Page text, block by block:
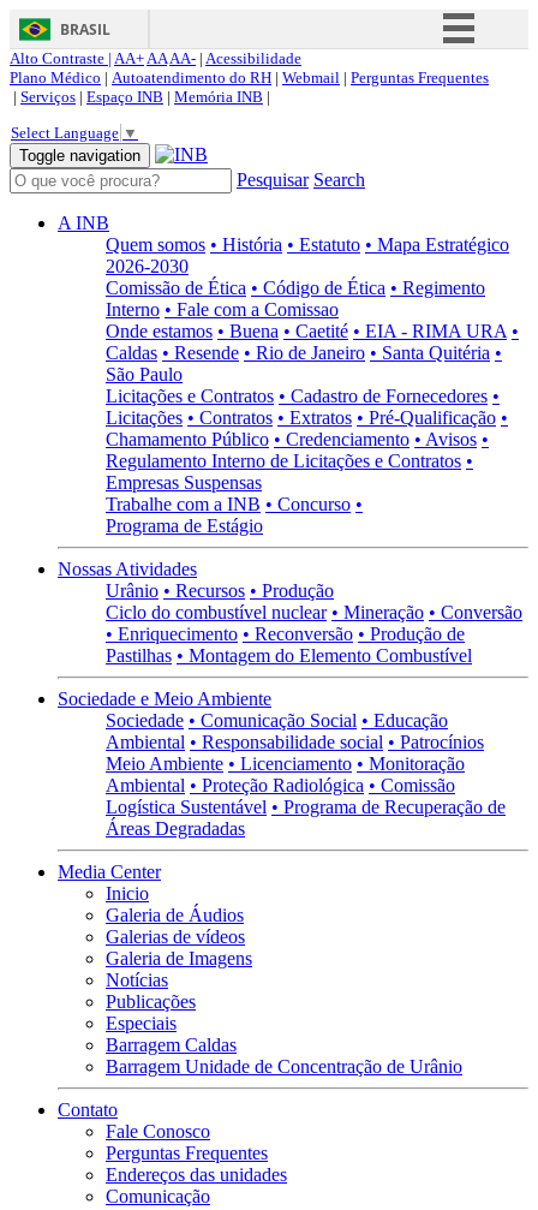
BRASIL
Simplifique!
Acesso à informação
Canais
Alto Contraste | AA+AAAA- | Acessibilidade
Plano Médico | Autoatendimento do RH | Webmail | Perguntas Frequentes
| Serviços | Espaço INB | Memória INB |
Select Language ▼
Toggle navigation
Pesquisar Search
A INB
Quem somos • História • Estatuto • Mapa Estratégico
2026-2030
Comissão de Ética • Código de Ética • Regimento
Interno • Fale com a Comissao
Onde estamos • Buena • Caetité • EIA - RIMA URA •
Caldas • Resende • Rio de Janeiro • Santa Quitéria •
São Paulo
Licitações e Contratos • Cadastro de Fornecedores •
Licitações • Contratos • Extratos • Pré-Qualificação •
Chamamento Público • Credenciamento • Avisos •
Regulamento Interno de Licitações e Contratos •
Empresas Suspensas
Trabalhe com a INB • Concurso •
Programa de Estágio
Nossas Atividades
Urânio • Recursos • Produção
Ciclo do combustível nuclear • Mineração • Conversão
• Enriquecimento • Reconversão • Produção de
Pastilhas • Montagem do Elemento Combustível
Sociedade e Meio Ambiente
Sociedade • Comunicação Social • Educação
Ambiental • Responsabilidade social • Patrocínios
Meio Ambiente • Licenciamento • Monitoração
Ambiental • Proteção Radiológica • Comissão
Logística Sustentável • Programa de Recuperação de
Áreas Degradadas
Media Center
Inicio
Galeria de Áudios
Galerias de vídeos
Galeria de Imagens
Notícias
Publicações
Especiais
Barragem Caldas
Barragem Unidade de Concentração de Urânio
Contato
Fale Conosco
Perguntas Frequentes
Endereços das unidades
Comunicação